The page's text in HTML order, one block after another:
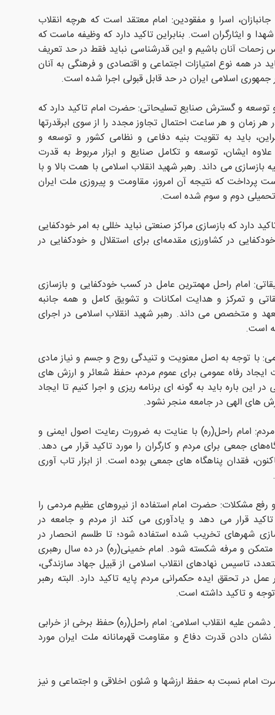
اسرا و مفقودین: امام معتقد است که هرچه انقلاب
و ایثارگران است. بنابراین تاکید دارد که وظیفه ماست که
زحمات آنان باشیم و این قدرشناسی نباید فقط در حد تعریف
در همه نوع امتیازات اجتماعی و اقتصادی و فرهنگی به آنان
اسلامی ایران در حد قابل قبولی اجرا شده است.
توسعه و گسترش صنایع تسلیحاتی: حضرت امام تاکید دارد که
هر زمان و هر ساعت احتمال تجاوز مجدد را از سوی ابرقدرتها
باید به تقویت بنیه دفاعی و نظامی کشور و توسعه و
ایشان، توسعه و تکامل صنایع و ابزار مربوط به قدرت
بازسازی می داند. رهبر شهید انقلاب اسلامی با همت بالا و با
پرداخت که نتیجه آن امروز، مقاومت و پیروزی ملت ایران
تحمیلی دوم و سوم شده است.
دارد که بازسازی مراکز صنعتی نباید خللی به امر خودکفایی
در کشاورزی مقدمه‌ای برای استقلال و خودکفایی در
امام راحل مهمترین عامل در کسب خودکفایی و بازسازی
و تمرکز و هدایت امکانات و تشویق کامل و همه جانبه
و متخصص می داند. رهبر شهید انقلاب اسلامی در اجرای
است.
با توجه به اصل معنویت و تنیدگی روح و جسم و نیاز مادی
رفاه عمومی برای عموم مردم، حفظ شعائر و ارزش های
این باره باید به گونه ای برنامه ریزی و اجرا کنیم تا ایجاد
های الهی در جامعه منجر نشود.
مردم: امام راحل(ره) با عنایت به ضرورت رعایت اصول ایمنی و
جمعی برای مردم و کارگران را مورد تاکید قرار می دهد.
فقدان پناهگاه های جمعی بوده است. از ابزار تاب آوری
و رفع مشکلات: حضرت امام استفاده از نیروهای عظیم مردمی را
قرار می دهد و یادآوری می کند از مردم و جامعه در
شهرهای تخریب شده استفاده شود؛ تا طلسم انحصار در
و مرفه شکسته شود. امام خمینی(ره) در ده سال رهبری
تاسیس نهادهای انقلاب اسلامی از قبیل جهاد سازندگی،
در تحقق ایده حکمرانی مردم پایه تاکید دارد. البته رهبر
توجه و تاکید داشته است.
علیه انقلاب اسلامی: امام راحل(ره) حفظ برخی از خرابی
دادن قدرت دفاع و مقاومت قهرمانانه ملت ایران مورد
امام نسبت به حفظ ارزشها و شئون اخلاقی و اجتماعی و نیز